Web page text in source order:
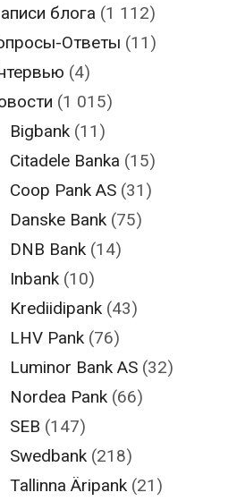
блога (1 112)
Ответы (11)
(4)
(1 015)
Bigbank (11)
Citadele Banka (15)
Coop Pank AS (31)
Danske Bank (75)
DNB Bank (14)
Inbank (10)
Krediidipank (43)
LHV Pank (76)
Luminor Bank AS (32)
Nordea Pank (66)
SEB (147)
Swedbank (218)
Tallinna Äripank (21)